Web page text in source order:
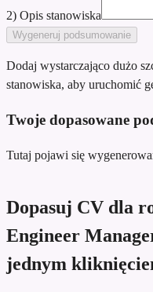
2) Opis stanowiska
Wygeneruj podsumowanie
Dodaj wystarczająco dużo
stanowiska, aby uruchomić
Twoje dopasowane
Tutaj pojawi się
Dopasuj CV dla
Engineer
jednym